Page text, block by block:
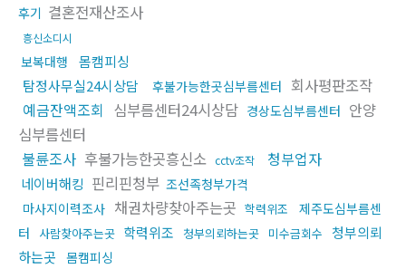
후기 결혼전재산조사
흥신소디시
보복대행
몸캠피싱
탐정사무실24시상담
후불가능한곳심부름센터 회사평판조작
예금잔액조회 심부름센터24시상담 경상도심부름센터 안양
심부름센터
불륜조사 후불가능한곳흥신소 cctv조작 청부업자
네이버해킹 핀리핀청부 조선족청부가격
마사지이력조사 채권차량찾아주는곳 학력위조
제주도심부름센
터
사람찾아주는곳 학력위조 청부의뢰하는곳 미수금회수
청부의뢰
하는곳 몸캠피싱